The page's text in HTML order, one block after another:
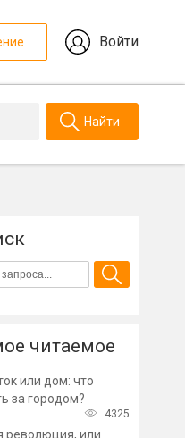
Войти
Найти
читаемое
или дом: что
за городом?
4325
революция, или